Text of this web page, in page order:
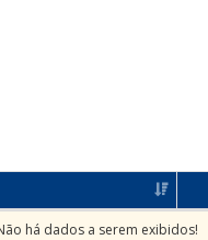
há dados a serem exibidos!